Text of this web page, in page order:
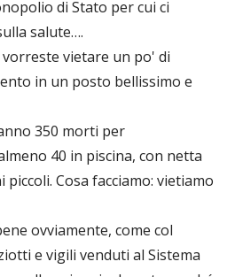
di Stato per cui ci
salute….
vorreste vietare un po' di
in un posto bellissimo e
350 morti per
40 in piscina, con netta
Cosa facciamo: vietiamo
ovviamente, come col
e vigili venduti al Sistema